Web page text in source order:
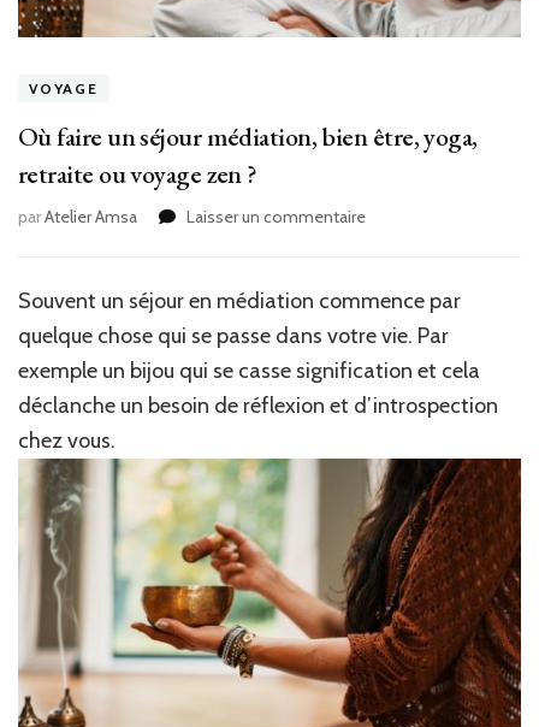
VOYAGE
Où faire un séjour médiation, bien être, yoga,
retraite ou voyage zen ?
parAtelier Amsa Laisser un commentairesur
médiation,
bien
être,
yoga,
ou
voyage
zen
?
Souvent un séjour en médiation commence par
quelque chose qui se passe dans votre vie. Par
exemple un bijou qui se casse signification et cela
déclanche un besoin de réflexion et d’introspection
chez vous.